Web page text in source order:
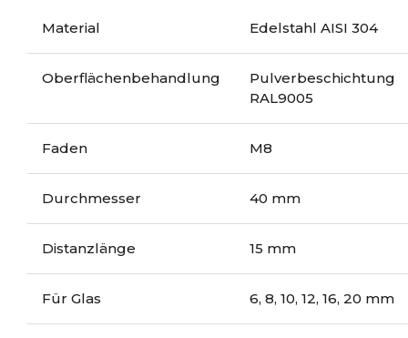
Material Edelstahl AISI 304
Oberflächenbehandlung
Pulverbeschichtung
RAL9005
Faden M8
Durchmesser 40 mm
Distanzlänge 15 mm
Für Glas 6, 8, 10, 12, 16, 20 mm